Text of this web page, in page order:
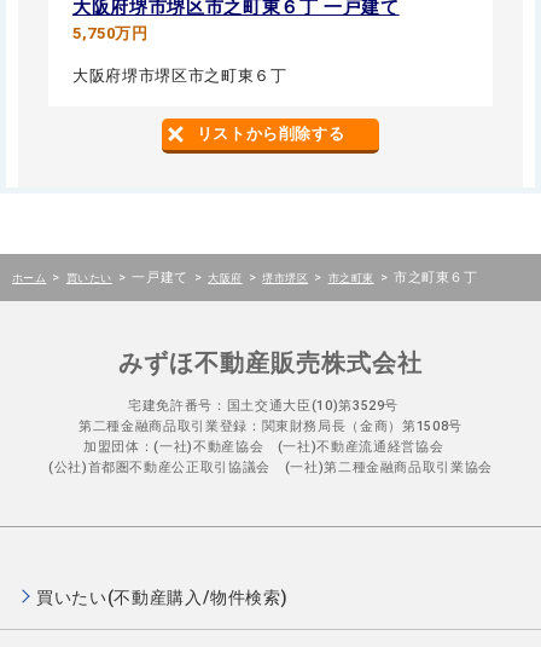
大阪府堺市堺区市之町東６丁 一戸建て
5,750万円
大阪府堺市堺区市之町東６丁
リストから削除する
ホーム > 買いたい > 一戸建て > 大阪府 > 堺市堺区 > 市之町東 > 市之町東６丁
みずほ不動産販売株式会社
宅建免許番号：国土交通大臣(10)第3529号
第二種金融商品取引業登録：関東財務局長（金商）第1508号
加盟団体：(一社)不動産協会 (一社)不動産流通経営協会
(公社)首都圏不動産公正取引協議会 (一社)第二種金融商品取引業協会
買いたい(不動産購入/物件検索)